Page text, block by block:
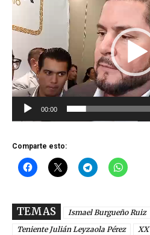
e
p
o
d
u
o
e
v
00:00
Comparte esto:
TEMAS Ismael Burgueño Ruiz
Teniente Julián Leyzaola Pérez